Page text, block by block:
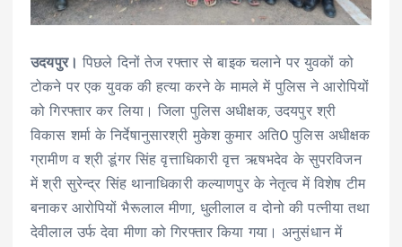
उदयपुर।पिछले दिनों तेज रफ्तार से बाइक चलाने पर युवकों को
टोकने पर एक युवक की हत्या करने के मामले में पुलिस ने आरोपियों
को गिरफ्तार कर लिया। जिला पुलिस अधीक्षक, उदयपुर श्री
विकास शर्मा के निर्देषानुसारश्री मुकेश कुमार अति0 पुलिस अधीक्षक
ग्रामीण व श्री डूंगर सिंह वृत्ताधिकारी वृत्त ऋषभदेव के सुपरविजन
में श्री सुरेन्द्र सिंह थानाधिकारी कल्याणपुर के नेतृत्व में विशेष टीम
बनाकर आरोपियों भैरूलाल मीणा, धुलीलाल व दोनो की पत्नीया तथा
देवीलाल उर्फ देवा मीणा को गिरफ्तार किया गया। अनुसंधान में